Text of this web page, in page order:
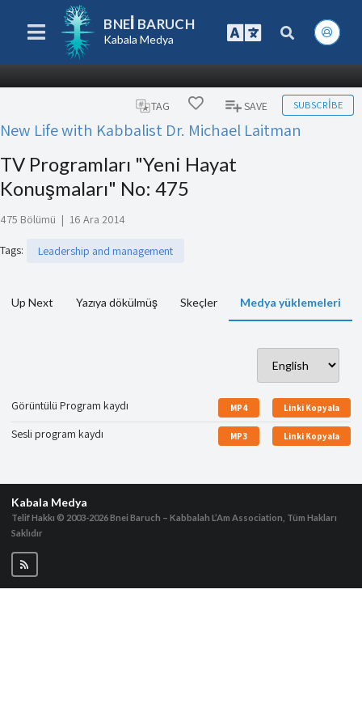
BNEI BARUCH
Kabala Medya
TAG SAVE SUBSCRIBE
New Life with Kabbalist Dr. Michael Laitman
TV Programları "Yeni Hayat
Konuşmaları" No: 475
475 Bölümü | 16 Ara 2014
Tags: Leadership and management
Up Next Yazıya dökülmüş Skeçler Medya yüklemeleri
Görüntülü Program kaydı MP4 Linki Kopyala
Sesli program kaydı MP3 Linki Kopyala
Kabala Medya
Telif Hakkı © 2003-2026Bnei Baruch – Kabbalah L’Am Association, Tüm Hakları
Saklıdır